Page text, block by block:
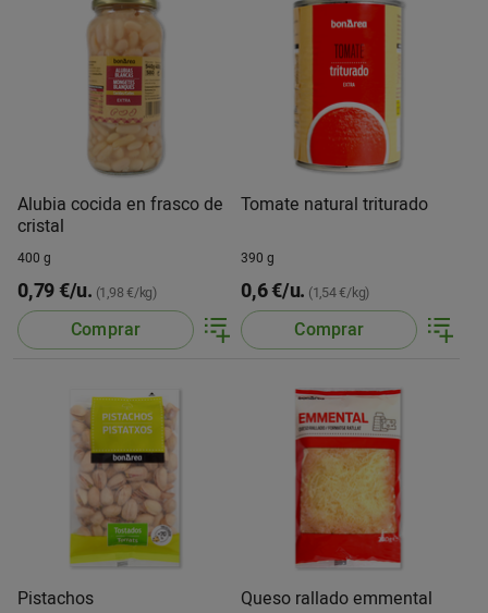
Alubia cocida en frasco de
cristal
400 g
0,79 €/u. (1,98 €/kg)
Comprar
Tomate natural triturado
390 g
0,6 €/u. (1,54 €/kg)
Comprar
Pistachos Queso rallado emmental